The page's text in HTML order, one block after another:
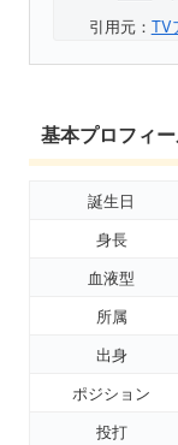
引用元： TV
基本プロフィ
誕生日
身長
血液型
所属
出身
ポジション
投打